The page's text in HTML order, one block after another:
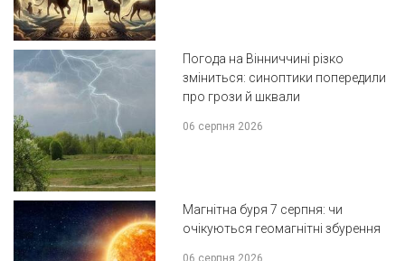
Погода на Вінниччині різко
зміниться: синоптики попередили
про грози й шквали
06 серпня 2026
Магнітна буря 7 серпня: чи
очікуються геомагнітні збурення
06 серпня 2026